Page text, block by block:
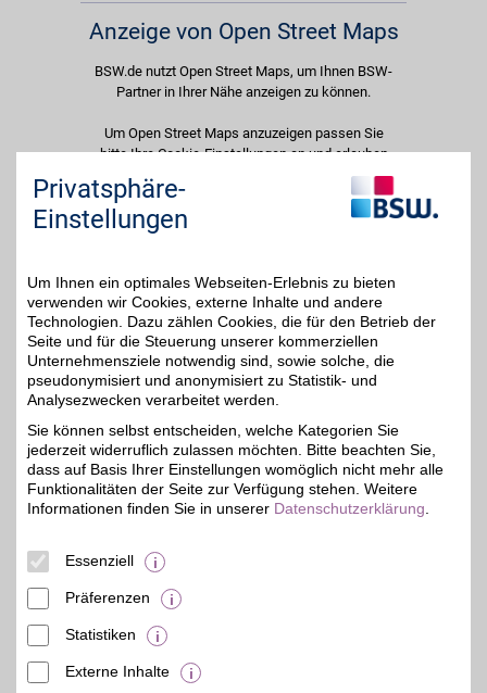
Anzeige von Open Street Maps
BSW.de nutzt Open Street Maps, um Ihnen BSW-
Partner in Ihrer Nähe anzeigen zu können.
Um Open Street Maps anzuzeigen passen Sie
bitte Ihre Cookie-Einstellungen an und erlauben
Sie "Externe Inhalte". Diese Auswahl können Sie
jederzeit über die Cookie-Einstellungen im
unteren Seitenbereich ändern.
Adresse
Im Wöhr 6
76437 Rastatt
Filialen in der Nähe
Privatsphäre-
Einstellungen
Um Ihnen ein optimales Webseiten-Erlebnis zu bieten
verwenden wir Cookies, externe Inhalte und andere
Technologien. Dazu zählen Cookies, die für den Betrieb der
Seite und für die Steuerung unserer kommerziellen
Unternehmensziele notwendig sind, sowie solche, die
pseudonymisiert und anonymisiert zu Statistik- und
Analysezwecken verarbeitet werden.
Sie können selbst entscheiden, welche Kategorien Sie
jederzeit widerruflich zulassen möchten. Bitte beachten Sie,
dass auf Basis Ihrer Einstellungen womöglich nicht mehr alle
Funktionalitäten der Seite zur Verfügung stehen. Weitere
Informationen finden Sie in unserer Datenschutzerklärung
Essenziell
Präferenzen
Statistiken
Externe Inhalte